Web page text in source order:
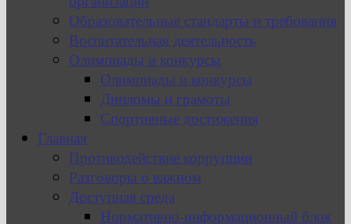
Образовательные стандарты и требования
Воспитательная деятельность
Олимпиады и конкурсы
Олимпиады и конкурсы
Дипломы и грамоты
Спортивные достижения
Главная
Противодействие коррупции
Разговоры о важном
Доступная среда
Нормативно-информационный блок